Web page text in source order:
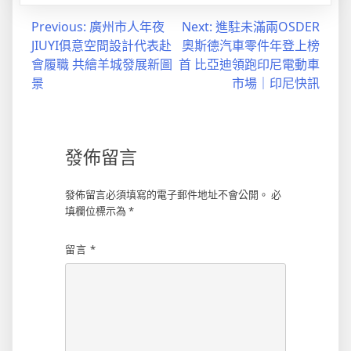
Previous: 廣州市人年夜
JIUYI俱意空間設計代表赴
會履職 共繪羊城發展新圖
景
Next: 進駐未滿兩OSDER
奧斯德汽車零件年登上榜
首 比亞迪領跑印尼電動車
市場｜印尼快訊
發佈留言
發佈留言必須填寫的電子郵件地址不會公開。 必
填欄位標示為 *
留言 *